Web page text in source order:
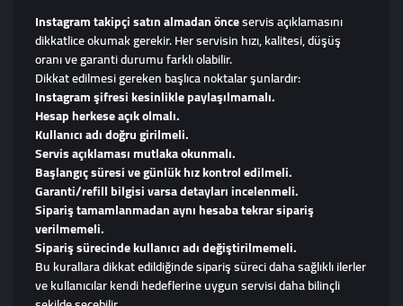
Instagram takipçi satın almadan önceservis açıklamasını
dikkatlice okumak gerekir. Her servisin hızı, kalitesi, düşüş
oranı ve garanti durumu farklı olabilir.
Dikkat edilmesi gereken başlıca noktalar şunlardır:
Instagram şifresi kesinlikle paylaşılmamalı.
Hesap herkese açık olmalı.
Kullanıcı adı doğru girilmeli.
Servis açıklaması mutlaka okunmalı.
Başlangıç süresi ve günlük hız kontrol edilmeli.
Garanti/refill bilgisi varsa detayları incelenmeli.
Sipariş tamamlanmadan aynı hesaba tekrar sipariş
verilmemeli.
Sipariş sürecinde kullanıcı adı değiştirilmemeli.
Bu kurallara dikkat edildiğinde sipariş süreci daha sağlıklı ilerler
ve kullanıcılar kendi hedeflerine uygun servisi daha bilinçli